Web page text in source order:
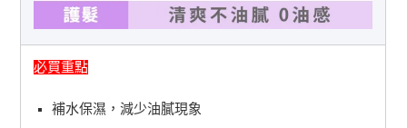
必買重點
補水保濕，減少油膩現象